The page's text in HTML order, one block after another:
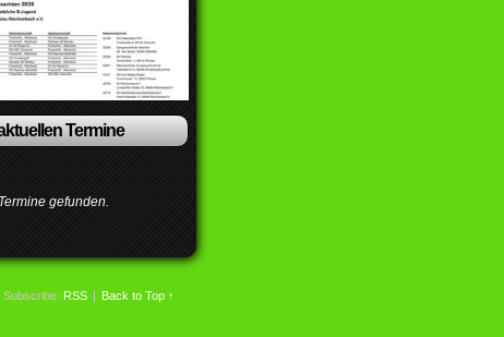
Termine
gefunden.
Subscribe: RSS | Back to Top ↑